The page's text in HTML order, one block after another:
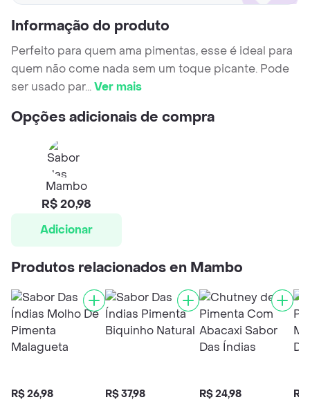
Informação do produto
Perfeito para quem ama pimentas, esse é ideal para
quem não come nada sem um toque picante. Pode
ser usado par...Ver mais
Opções adicionais de compra
Mambo
R$ 20,98
Adicionar
Produtos relacionados en Mambo
R$ 26,98 R$ 37,98 R$ 24,98 R$